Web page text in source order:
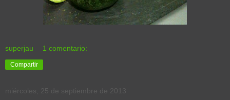
superjau 1 comentario:
Compartir
miércoles, 25 de septiembre de 2013